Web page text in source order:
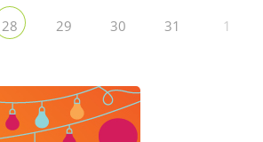
28 29 30 31 1